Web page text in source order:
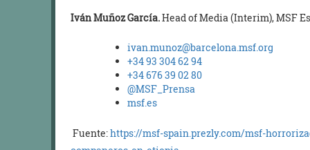
Iván Muñoz García.Head of Media (Interim), MSF
ivan.munoz@barcelona.msf.org
+34 93 304 62 94
+34 676 39 02 80
@MSF_Prensa
msf.es
Fuente:https://msf-spain.prezly.com/msf-